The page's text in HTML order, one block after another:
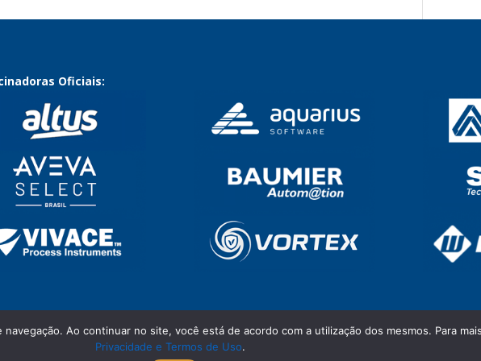
Oficiais:
Ao continuar no site, você está de acordo com a utilização dos mesmos. Para
Privacidade e Termos de Uso.